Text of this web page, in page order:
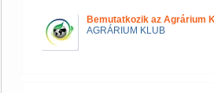
Bemutatkozik az Agrárium
AGRÁRIUM KLUB